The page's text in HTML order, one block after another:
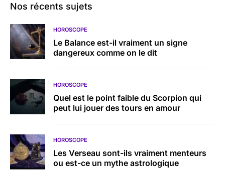
Nos récents sujets
HOROSCOPE
Le Balance est-il vraiment un signe
dangereux comme on le dit
HOROSCOPE
Quel est le point faible du Scorpion qui
peut lui jouer des tours en amour
HOROSCOPE
Les Verseau sont-ils vraiment menteurs
ou est-ce un mythe astrologique